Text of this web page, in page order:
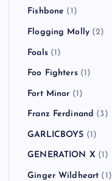
Fishbone (1)
Flogging Molly (2)
Foals(1)
Foo Fighters(1)
Fort Minor (1)
Franz Ferdinand (3)
GARLICBOYS (1)
GENERATION X (1)
Ginger Wildheart (1)